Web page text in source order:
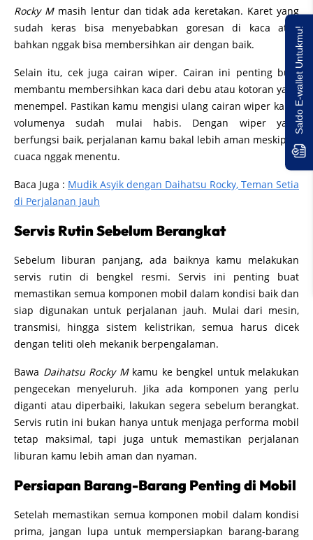
Rocky Mmasih lentur dan tidak ada keretakan. Karet yang
sudah keras bisa menyebabkan goresan di kaca atau
bahkan nggak bisa membersihkan air dengan baik.
Selain itu, cek juga cairan wiper. Cairan ini penting buat
membantu membersihkan kaca dari debu atau kotoran yang
menempel. Pastikan kamu mengisi ulang cairan wiper kalau
volumenya sudah mulai habis. Dengan wiper yang
berfungsi baik, perjalanan kamu bakal lebih aman meskipun
cuaca nggak menentu.
Baca Juga : Mudik Asyik dengan Daihatsu Rocky, Teman Setia
di Perjalanan Jauh
Servis Rutin Sebelum Berangkat
Sebelum liburan panjang, ada baiknya kamu melakukan
servis rutin di bengkel resmi. Servis ini penting buat
memastikan semua komponen mobil dalam kondisi baik dan
siap digunakan untuk perjalanan jauh. Mulai dari mesin,
transmisi, hingga sistem kelistrikan, semua harus dicek
dengan teliti oleh mekanik berpengalaman.
Bawa Daihatsu Rocky Mkamu ke bengkel untuk melakukan
pengecekan menyeluruh. Jika ada komponen yang perlu
diganti atau diperbaiki, lakukan segera sebelum berangkat.
Servis rutin ini bukan hanya untuk menjaga performa mobil
tetap maksimal, tapi juga untuk memastikan perjalanan
liburan kamu lebih aman dan nyaman.
Persiapan Barang-Barang Penting di Mobil
Setelah memastikan semua komponen mobil dalam kondisi
prima, jangan lupa untuk mempersiapkan barang-barang
Saldo E-wallet Untukmu!